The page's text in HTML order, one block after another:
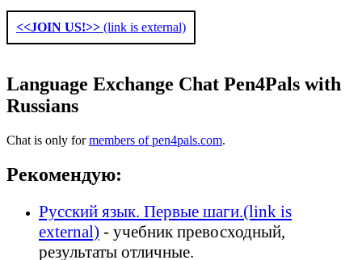
<<JOIN US!>> (link is external)
Language Exchange Chat Pen4Pals with
Russians
Chat is only formembers of pen4pals.com.
Рекомендую:
Русский язык. Первые шаги.(link is
external) - учебник превосходный,
результаты отличные.